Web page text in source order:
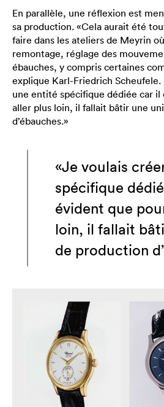
En parallèle, une réflexion est
sa production. «Cela aurait été
faire dans les ateliers de Meyrin
remontage, réglage des
ébauches, y compris certaines
explique Karl-Friedrich
une entité spécifique dédiée car
aller plus loin, il fallait bâtir une
d’ébauches.»
«Je voulais
spécifique
évident que
loin, il fallait
de production